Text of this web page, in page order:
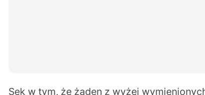
Sęk w tym, że żaden z wyżej